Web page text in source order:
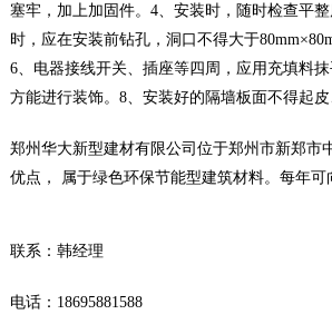
塞牢，加上加固件。4、安装时，随时检查平
时，应在安装前钻孔，洞口不得大于
6、电器接线开关、插座等四周，应用充填料
方能进行装饰。8、安装好的隔墙板面不得起
郑州华大新型建材有限公司位于郑州市新郑市
优点， 属于绿色环保节能型建筑材料。每年可
联系：韩经理
电话：18695881588